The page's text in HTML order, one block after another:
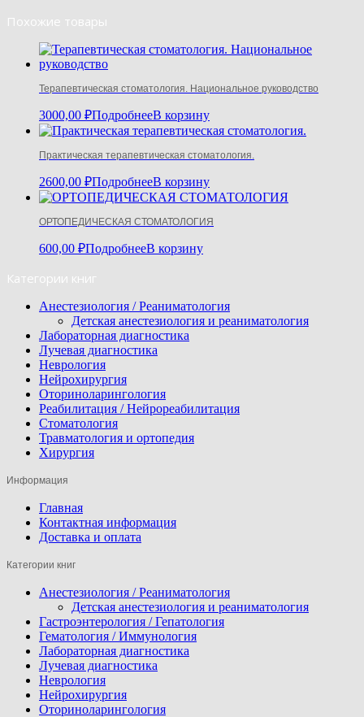
Похожие товары
Терапевтическая стоматология. Национальное руководство
3000,00 ₽ПодробнееВ корзину
Практическая терапевтическая стоматология.
2600,00 ₽ПодробнееВ корзину
ОРТОПЕДИЧЕСКАЯ СТОМАТОЛОГИЯ
600,00 ₽ПодробнееВ корзину
Категории книг
Анестезиология / Реаниматология
Детская анестезиология и реаниматология
Лабораторная диагностика
Лучевая диагностика
Неврология
Нейрохирургия
Оториноларингология
Реабилитация / Нейрореабилитация
Стоматология
Травматология и ортопедия
Хирургия
Информация
Главная
Контактная информация
Доставка и оплата
Категории книг
Анестезиология / Реаниматология
Детская анестезиология и реаниматология
Гастроэнтерология / Гепатология
Гематология / Иммунология
Лабораторная диагностика
Лучевая диагностика
Неврология
Нейрохирургия
Оториноларингология